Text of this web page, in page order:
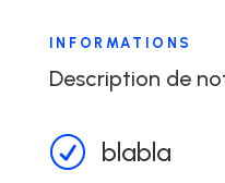
INFORMATIONS
Description de
R blabla